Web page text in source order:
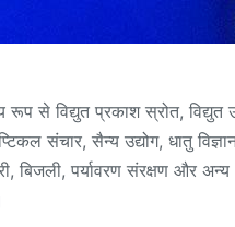
रूप से विद्युत प्रकाश स्रोत, विद्युत
संचार, सैन्य उद्योग, धातु
बिजली, पर्यावरण संरक्षण और अन्य